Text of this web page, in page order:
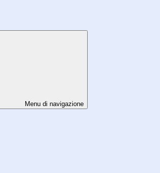
Menu di navigazione